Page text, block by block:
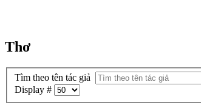
Thơ
Tìm theo tên tác giả
Display #